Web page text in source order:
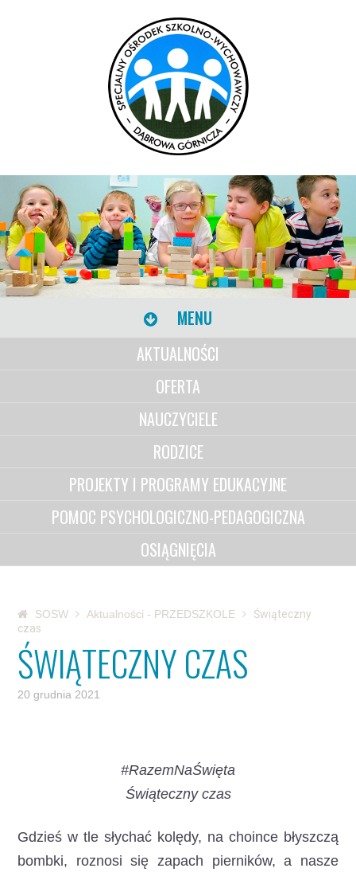
MENU
AKTUALNOŚCI
OFERTA
NAUCZYCIELE
RODZICE
PROJEKTY I PROGRAMY EDUKACYJNE
POMOC PSYCHOLOGICZNO-PEDAGOGICZNA
OSIĄGNIĘCIA
SOSW Aktualności - PRZEDSZKOLE
Świąteczny
czas
ŚWIĄTECZNY CZAS
20 grudnia 2021
#RazemNaŚwięta
Świąteczny czas
Gdzieś w tle słychać kolędy, na choince błyszczą
bombki, roznosi się zapach pierników, a nasze